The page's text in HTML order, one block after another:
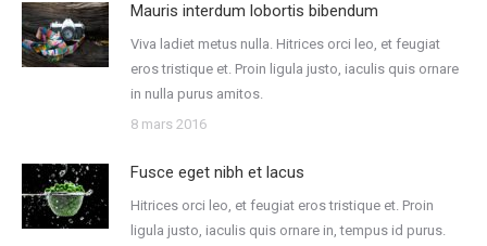
Mauris interdum lobortis bibendum
Viva ladiet metus nulla. Hitrices orci leo, et feugiat
eros tristique et. Proin ligula justo, iaculis quis ornare
in nulla purus amitos.
8 mars 2016
Fusce eget nibh et lacus
Hitrices orci leo, et feugiat eros tristique et. Proin
ligula justo, iaculis quis ornare in, tempus id purus.